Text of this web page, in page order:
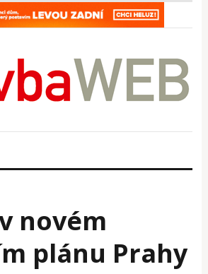
novém
plánu Prahy